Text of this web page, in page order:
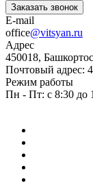
Заказать звонок
E-mail
office@vitsyan.ru
Адрес
450018,
Почтовый адрес:
Режим работы
Пн - Пт: с 8:30 до